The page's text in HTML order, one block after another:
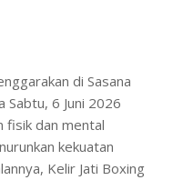
di Sasana
Sabtu, 6 Juni 2026
fisik dan mental
kekuatan
Kelir Jati Boxing